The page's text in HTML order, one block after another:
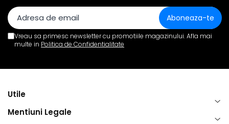
Vreau sa primesc newsletter cu promotiile magazinului. Afla mai
multe in Politica de Confidentialitate
Utile
Mentiuni Legale